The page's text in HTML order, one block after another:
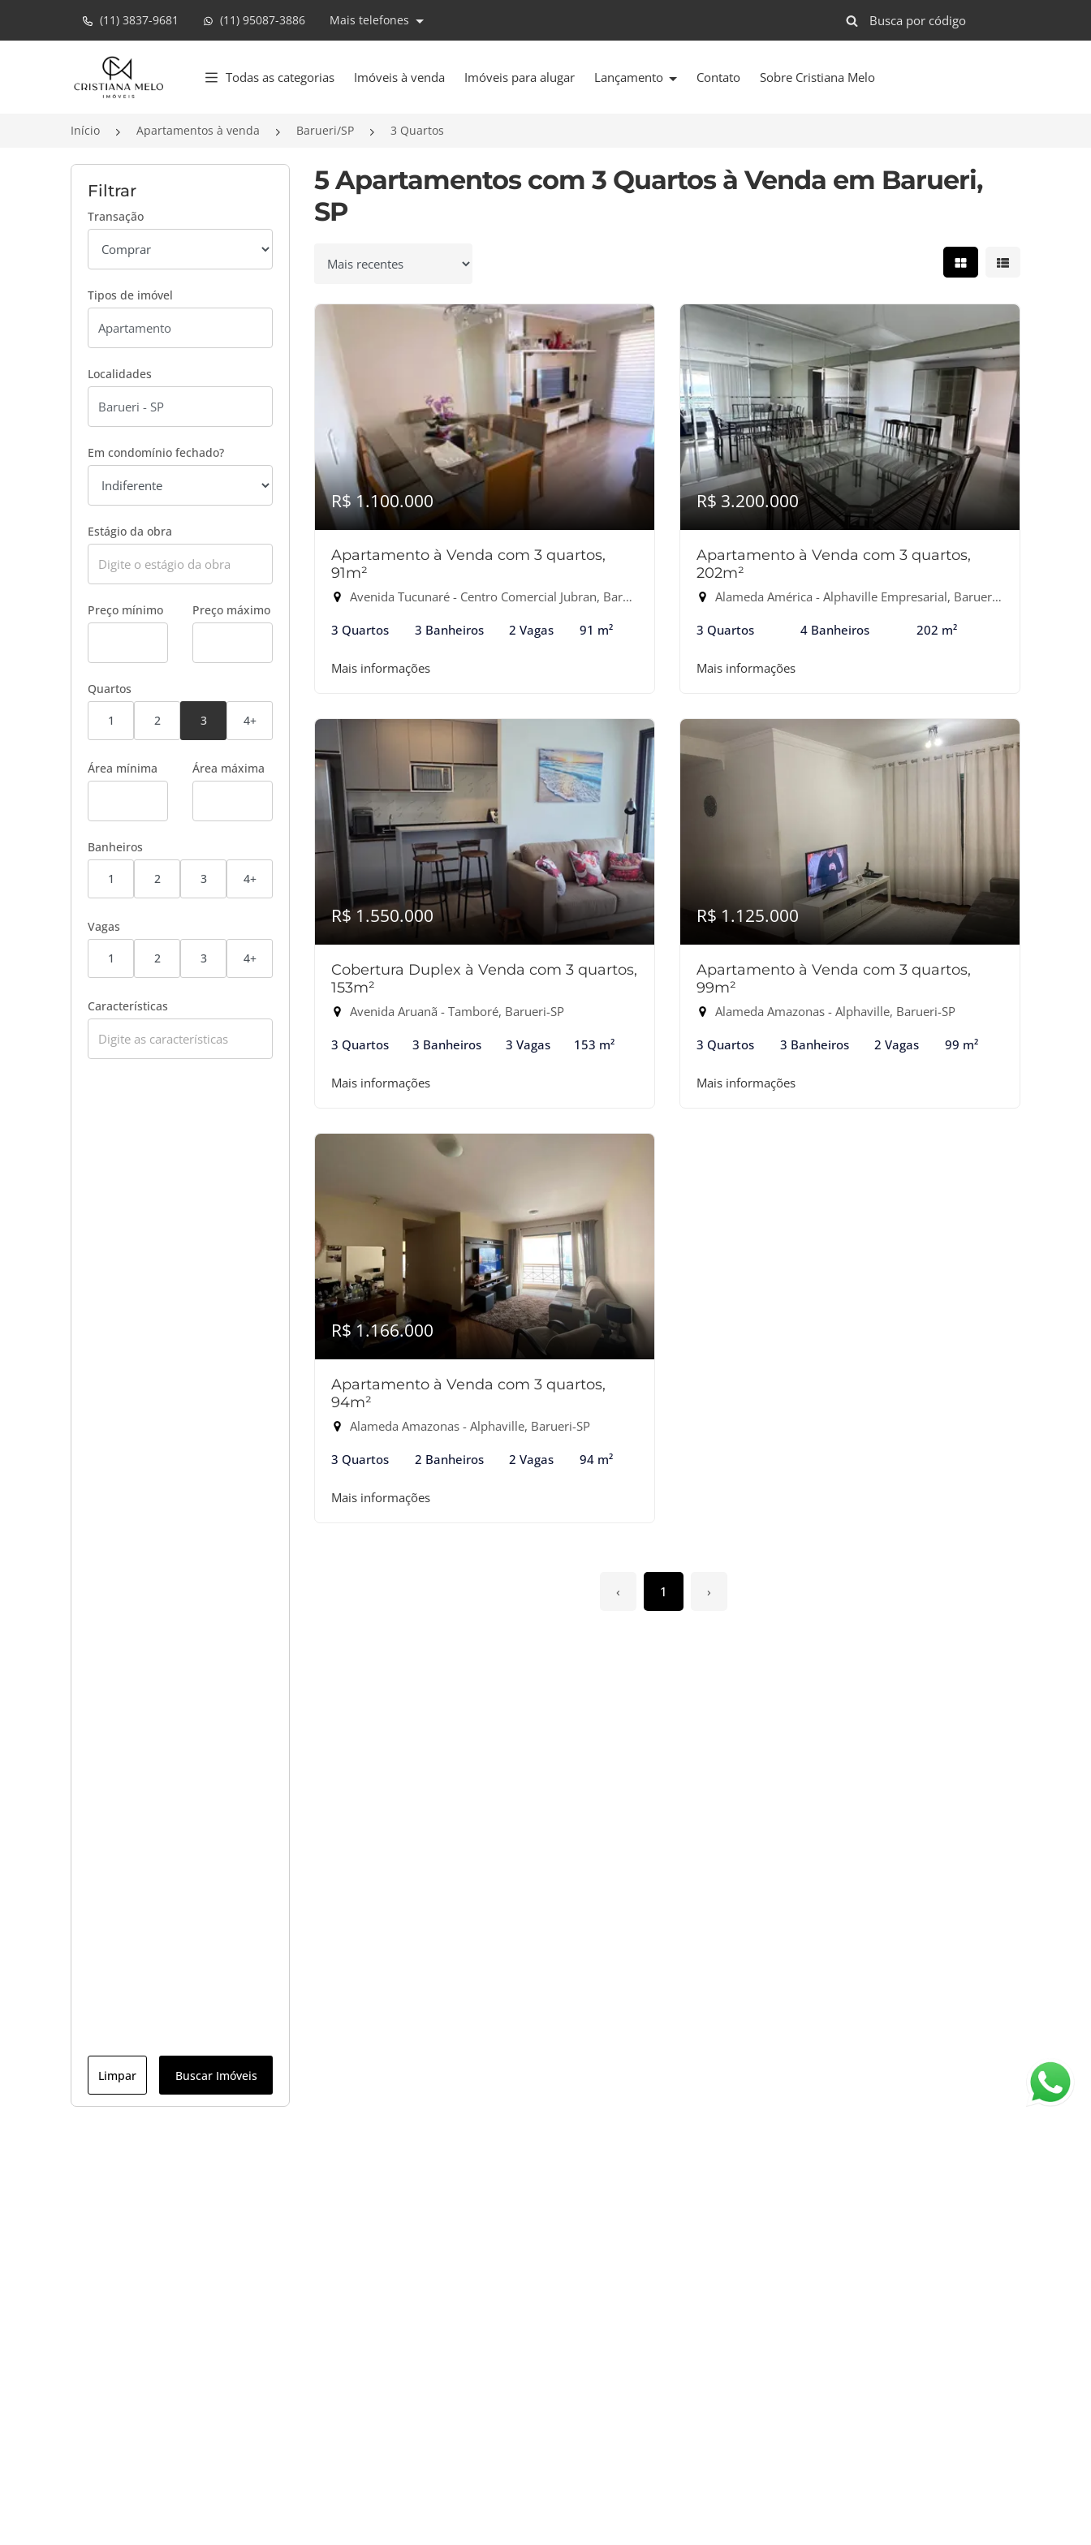
(11) 3837-9681 (11) 95087-3886 Mais telefones
Página inicial
Todas as categorias Imóveis à venda Imóveis para alugar Lançamento Contato Sobre Cristiana Melo
Início Apartamentos à venda Barueri/SP 3 Quartos
Filtrar
Transação
Tipos de imóvel
Localidades
Em condomínio fechado?
Estágio da obra
Preço mínimo Preço máximo
Quartos
1 2 3 4+
Área mínima Área máxima
Banheiros
1 2 3 4+
Vagas
1 2 3 4+
Características
Limpar Buscar Imóveis
5 Apartamentos com 3 Quartos à Venda em Barueri,
SP
Ordenar por Mostrar resultados
Mostrar
R$ 1.100.000
Apartamento à Venda com 3 quartos,
91m²
Avenida Tucunaré - Centro Comercial Jubran, Barueri-SP
3 Quartos 3 Banheiros 2 Vagas 91 m²
Mais informações
R$ 3.200.000
Apartamento à Venda com 3 quartos,
202m²
Alameda América - Alphaville Empresarial, Barueri-SP
3 Quartos 4 Banheiros 202 m²
Mais informações
R$ 1.550.000
Cobertura Duplex à Venda com 3 quartos,
153m²
Avenida Aruanã - Tamboré, Barueri-SP
3 Quartos 3 Banheiros 3 Vagas 153 m²
Mais informações
R$ 1.125.000
Apartamento à Venda com 3 quartos,
99m²
Alameda Amazonas - Alphaville, Barueri-SP
3 Quartos 3 Banheiros 2 Vagas 99 m²
Mais informações
R$ 1.166.000
Apartamento à Venda com 3 quartos,
94m²
Alameda Amazonas - Alphaville, Barueri-SP
3 Quartos 2 Banheiros 2 Vagas 94 m²
Mais informações
‹ 1 ›